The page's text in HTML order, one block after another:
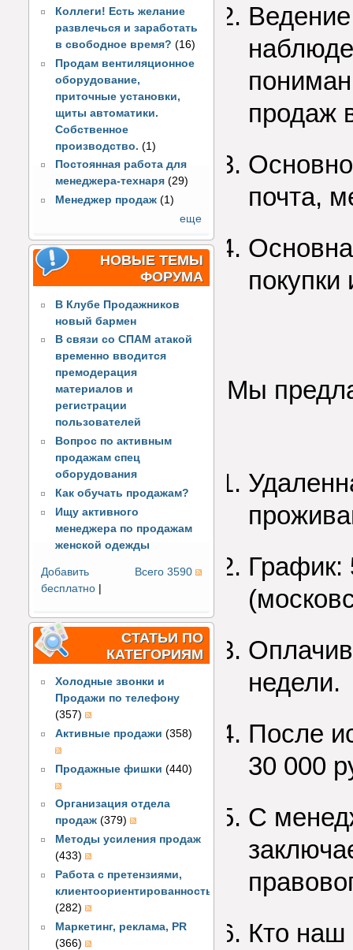
Коллеги! Есть желание
развлечься и заработать
в свободное время? (16)
Продам вентиляционное
оборудование,
приточные установки,
щиты автоматики.
Собственное
производство. (1)
Постоянная работа для
менеджера-технаря (29)
Менеджер продаж (1)
еще
НОВЫЕ ТЕМЫ
ФОРУМА
В Клубе Продажников
новый бармен
В связи со СПАМ атакой
временно вводится
премодерация
материалов и
регистрации
пользователей
Вопрос по активным
продажам спец
оборудования
Как обучать продажам?
Ищу активного
менеджера по продажам
женской одежды
Всего 3590
Добавить
бесплатно |
СТАТЬИ ПО
КАТЕГОРИЯМ
Холодные звонки и
Продажи по телефону
(357)
Активные продажи (358)
Продажные фишки (440)
Организация отдела
продаж (379)
Методы усиления продаж
(433)
Работа с претензиями,
клиентоориентированность
(282)
Маркетинг, реклама, PR
(366)
продаж
почта,
Мы
График:
недели.
После
30 000
С
Кто наш